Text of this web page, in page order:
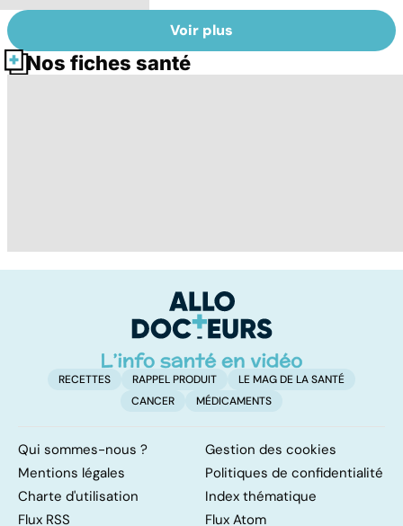
Voir plus
Nos fiches santé
fécondation in
vitro
RECETTES RAPPEL PRODUIT
LE MAG DE LA SANTÉ
CANCER
MÉDICAMENTS
Qui sommes-nous ?
Gestion des cookies
Mentions légales
Politiques de confidentialité
Charte d'utilisation
Index thématique
Flux RSS
Flux Atom